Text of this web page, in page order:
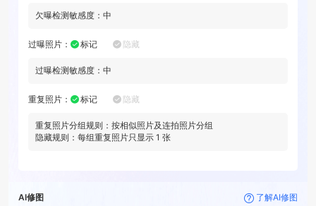
欠曝检测敏感度： 中
过曝照片 ： 标记 隐藏
过曝检测敏感度： 中
重复照片 ： 标记 隐藏
重复照片分组规则： 按相似照片及连拍照片分组
隐藏规则：每组重复照片只显示 1 张
AI修图 了解AI修图